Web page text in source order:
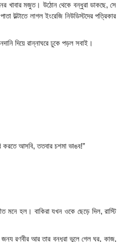
খাবার মজুত। উঠোন থেকে বন্ধুরা ডাকছে, সে
লাগল ইংরেজি নিউডিস্টদের পত্রিকার
দিয়ে রান্নাঘরে ঢুকে পড়ল সবাই।
করতে আসবি, ততবার চশমা ভাঙব!”
মনে হল। বাকিরা যখন ওকে ছেড়ে দিল, রাস্টি
জন্য রণবীর আর তার বন্ধুরা ভুলে গেল ঘর, কাজ,